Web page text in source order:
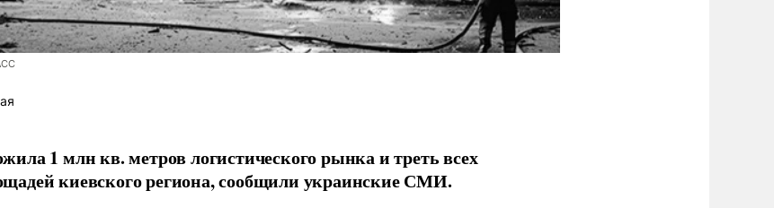
1 млн кв. метров логистического рынка и треть всех
киевского региона, сообщили украинские СМИ.